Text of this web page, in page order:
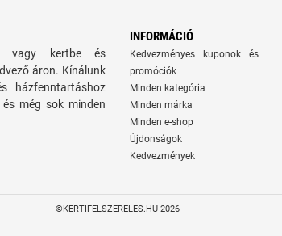
vagy kertbe és
áron. Kínálunk
házfenntartáshoz
még sok minden
INFORMÁCIÓ
Kedvezményes kuponok és
promóciók
Minden kategória
Minden márka
Minden e-shop
Újdonságok
Kedvezmények
©KERTIFELSZERELES.HU 2026